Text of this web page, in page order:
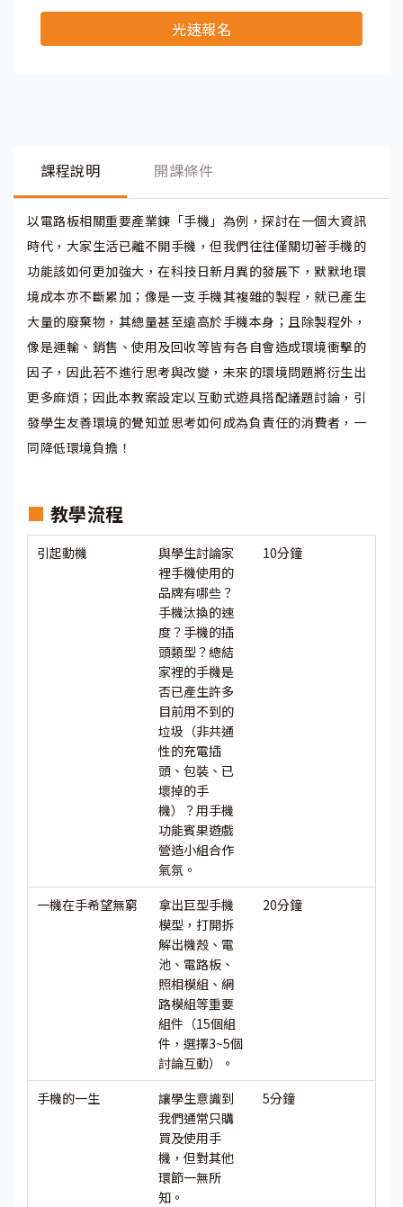
光速報名
課程說明 開課條件
以電路板相關重要產業鍊「手機」為例，探討在一個大資訊
時代，大家生活已離不開手機，但我們往往僅關切著手機的
功能該如何更加強大，在科技日新月異的發展下，默默地環
境成本亦不斷累加；像是一支手機其複雜的製程，就已產生
大量的廢棄物，其總量甚至遠高於手機本身；且除製程外，
像是運輸、銷售、使用及回收等皆有各自會造成環境衝擊的
因子，因此若不進行思考與改變，未來的環境問題將衍生出
更多麻煩；因此本教案設定以互動式遊具搭配議題討論，引
發學生友善環境的覺知並思考如何成為負責任的消費者，一
同降低環境負擔！
■ 教學流程
引起動機
與學生討論家
裡手機使用的
品牌有哪些？
手機汰換的速
度？手機的插
頭類型？總結
家裡的手機是
否已產生許多
目前用不到的
垃圾（非共通
性的充電插
頭、包裝、已
壞掉的手
機）？用手機
功能賓果遊戲
營造小組合作
氣氛。
10分鐘
一機在手希望無窮
拿出巨型手機
模型，打開拆
解出機殼、電
池、電路板、
照相模組、網
路模組等重要
組件（15個組
件，選擇3~5個
討論互動）。
20分鐘
手機的一生
讓學生意識到
我們通常只購
買及使用手
機，但對其他
環節一無所
知。
5分鐘